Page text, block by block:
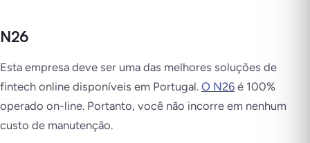
N26
Esta empresa deve ser uma das melhores soluções de
fintech online disponíveis em Portugal. O N26 é 100%
operado on-line. Portanto, você não incorre em nenhum
custo de manutenção.